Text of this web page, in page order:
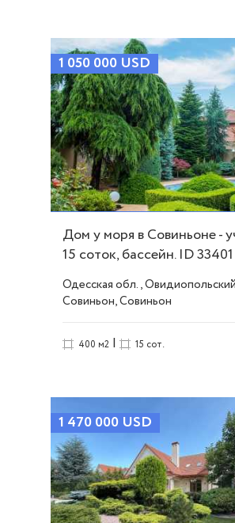
1 050 000 USD
Дом у моря в Совиньоне -
15 соток, бассейн. ID 33401
Одесская обл.,
Совиньон, Совиньон
400 м2 | 15 сот.
1 470 000 USD